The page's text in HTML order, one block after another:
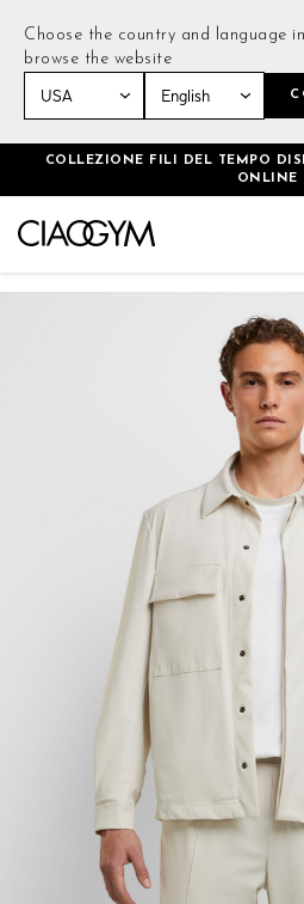
Choose the country and language
browse the website
COLLEZIONE FILI DEL TEMPO
ONLINE